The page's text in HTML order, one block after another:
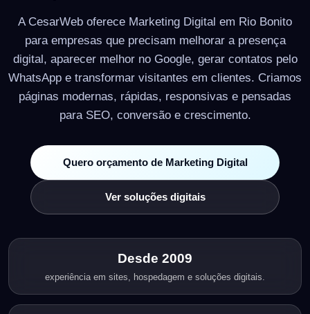
A CesarWeb oferece Marketing Digital em Rio Bonito
para empresas que precisam melhorar a presença
digital, aparecer melhor no Google, gerar contatos pelo
WhatsApp e transformar visitantes em clientes. Criamos
páginas modernas, rápidas, responsivas e pensadas
para SEO, conversão e crescimento.
Quero orçamento de Marketing Digital
Ver soluções digitais
Desde 2009
experiência em sites, hospedagem e soluções digitais.